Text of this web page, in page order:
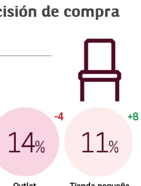
de compra